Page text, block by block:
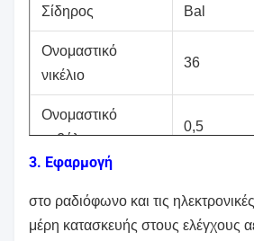
Σίδηρος Bal
Ονομαστικό
νικέλιο
36
Ονομαστικό
κοβάλτιο
0,5
Πυρίτιο 0,40
3. Εφαρμογή
στο ραδιόφωνο και τις
μέρη κατασκευής στους ελέγχους